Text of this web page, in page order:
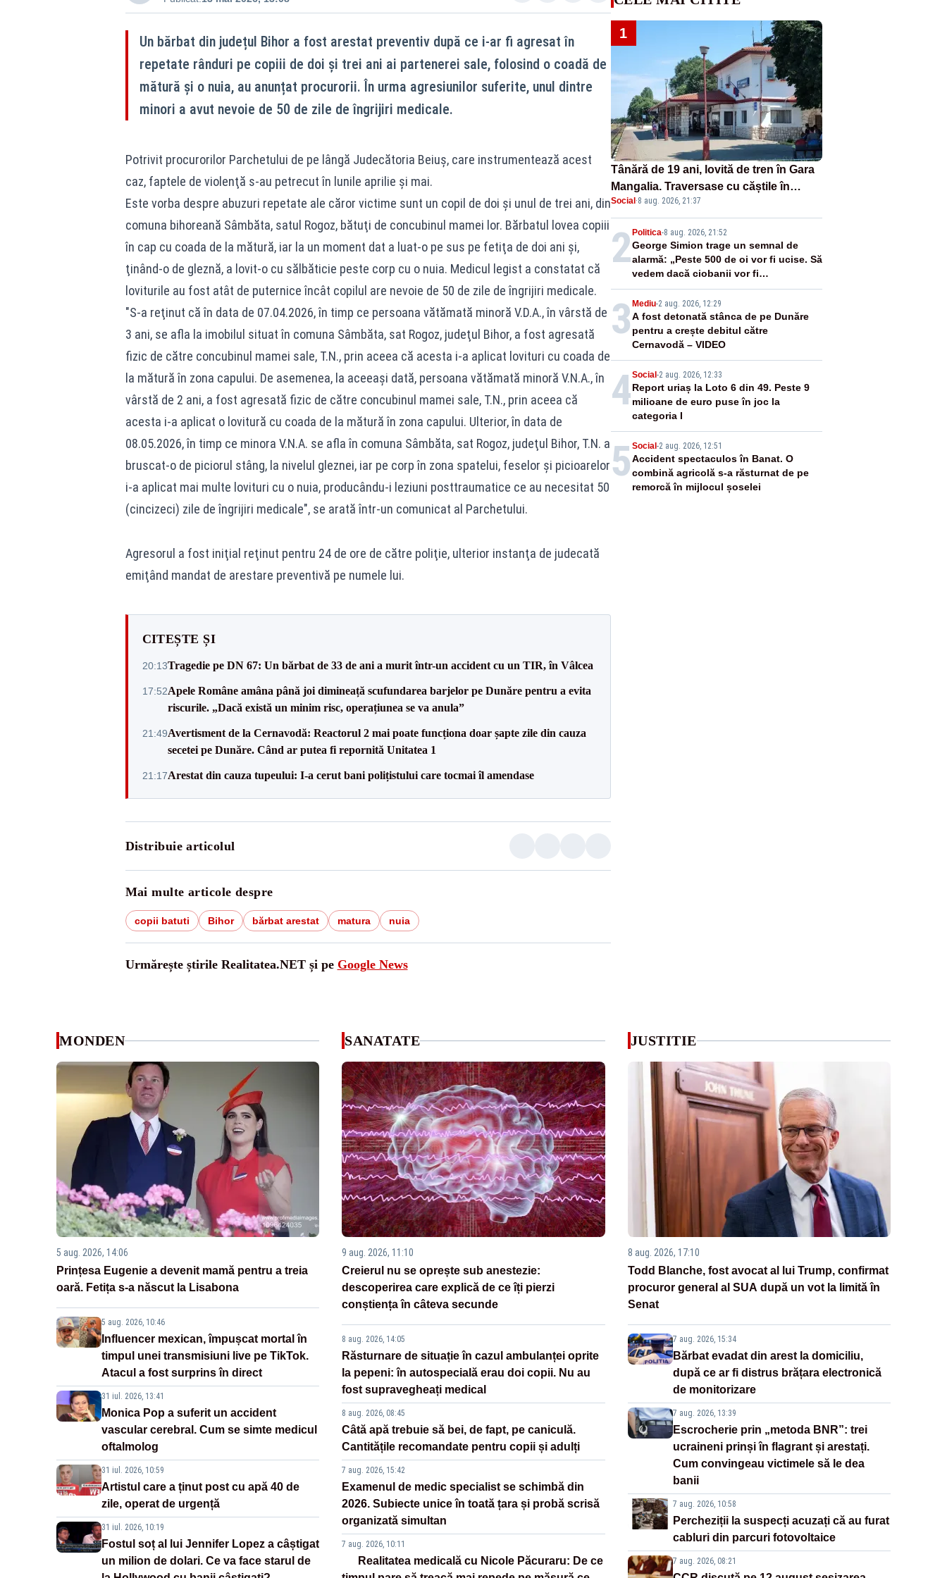
Un bărbat din județul Bihor a fost arestat preventiv după ce i-ar fi agresat în
repetate rânduri pe copiii de doi și trei ani ai partenerei sale, folosind o coadă de
mătură și o nuia, au anunțat procurorii. În urma agresiunilor suferite, unul dintre
minori a avut nevoie de 50 de zile de îngrijiri medicale.
Potrivit procurorilor Parchetului de pe lângă Judecătoria Beiuş, care instrumentează acest
caz, faptele de violenţă s-au petrecut în lunile aprilie şi mai.
Este vorba despre abuzuri repetate ale căror victime sunt un copil de doi şi unul de trei ani, din
comuna bihoreană Sâmbăta, satul Rogoz, bătuţi de concubinul mamei lor. Bărbatul lovea copiii
în cap cu coada de la mătură, iar la un moment dat a luat-o pe sus pe fetiţa de doi ani şi,
ţinând-o de gleznă, a lovit-o cu sălbăticie peste corp cu o nuia. Medicul legist a constatat că
loviturile au fost atât de puternice încât copilul are nevoie de 50 de zile de îngrijiri medicale.
"S-a reţinut că în data de 07.04.2026, în timp ce persoana vătămată minoră V.D.A., în vârstă de
3 ani, se afla la imobilul situat în comuna Sâmbăta, sat Rogoz, judeţul Bihor, a fost agresată
fizic de către concubinul mamei sale, T.N., prin aceea că acesta i-a aplicat lovituri cu coada de
la mătură în zona capului. De asemenea, la aceeaşi dată, persoana vătămată minoră V.N.A., în
vârstă de 2 ani, a fost agresată fizic de către concubinul mamei sale, T.N., prin aceea că
acesta i-a aplicat o lovitură cu coada de la mătură în zona capului. Ulterior, în data de
08.05.2026, în timp ce minora V.N.A. se afla în comuna Sâmbăta, sat Rogoz, judeţul Bihor, T.N. a
bruscat-o de piciorul stâng, la nivelul gleznei, iar pe corp în zona spatelui, feselor şi picioarelor
i-a aplicat mai multe lovituri cu o nuia, producându-i leziuni posttraumatice ce au necesitat 50
(cincizeci) zile de îngrijiri medicale", se arată într-un comunicat al Parchetului.
Agresorul a fost iniţial reţinut pentru 24 de ore de către poliţie, ulterior instanţa de judecată
emiţând mandat de arestare preventivă pe numele lui.
CITEȘTE ȘI
20:13Tragedie pe DN 67: Un bărbat de 33 de ani a murit într-un accident cu un TIR, în Vâlcea
17:52Apele Române amâna până joi dimineață scufundarea barjelor pe Dunăre pentru a evita
riscurile. „Dacă există un minim risc, operațiunea se va anula”
21:49Avertisment de la Cernavodă: Reactorul 2 mai poate funcționa doar șapte zile din cauza
secetei pe Dunăre. Când ar putea fi repornită Unitatea 1
21:17Arestat din cauza tupeului: I-a cerut bani polițistului care tocmai îl amendase
Distribuie articolul
Mai multe articole despre
copii batuti Bihor bărbat arestat matura nuia
Urmărește știrile Realitatea.NET și pe Google News
1
Tânără de 19 ani, lovită de tren în Gara
Mangalia. Traversase cu căștile în
urechi liniile printr-un loc nepermis
Social ·8 aug. 2026, 21:37
2 Politica-8 aug. 2026, 21:52
George Simion trage un semnal de
alarmă: „Peste 500 de oi vor fi ucise. Să
vedem dacă ciobanii vor fi
despăgubiți”
3 Mediu-2 aug. 2026, 12:29
A fost detonată stânca de pe Dunăre
pentru a crește debitul către
Cernavodă – VIDEO
4Social -2 aug. 2026, 12:33
Report uriaș la Loto 6 din 49. Peste 9
milioane de euro puse în joc la
categoria I
5 Social -2 aug. 2026, 12:51
Accident spectaculos în Banat. O
combină agricolă s-a răsturnat de pe
remorcă în mijlocul șoselei
MONDEN
5 aug. 2026, 14:06
Prințesa Eugenie a devenit mamă pentru a treia
oară. Fetița s-a născut la Lisabona
5 aug. 2026, 10:46
Influencer mexican, împușcat mortal în
timpul unei transmisiuni live pe TikTok.
Atacul a fost surprins în direct
31 iul. 2026, 13:41
Monica Pop a suferit un accident
vascular cerebral. Cum se simte medicul
oftalmolog
31 iul. 2026, 10:59
Artistul care a ținut post cu apă 40 de
zile, operat de urgență
31 iul. 2026, 10:19
Fostul soț al lui Jennifer Lopez a câștigat
un milion de dolari. Ce va face starul de
SANATATE
9 aug. 2026, 11:10
Creierul nu se oprește sub anestezie:
descoperirea care explică de ce îți pierzi
conștiența în câteva secunde
8 aug. 2026, 14:05
Răsturnare de situație în cazul ambulanței oprite
la pepeni: în autospecială erau doi copii. Nu au
fost supravegheați medical
8 aug. 2026, 08:45
Câtă apă trebuie să bei, de fapt, pe caniculă.
Cantitățile recomandate pentru copii și adulți
7 aug. 2026, 15:42
Examenul de medic specialist se schimbă din
2026. Subiecte unice în toată țara și probă scrisă
organizată simultan
7 aug. 2026, 10:11
Realitatea medicală cu Nicole Păcuraru: De ce
JUSTITIE
8 aug. 2026, 17:10
Todd Blanche, fost avocat al lui Trump, confirmat
procuror general al SUA după un vot la limită în
Senat
7 aug. 2026, 15:34
Bărbat evadat din arest la domiciliu,
după ce ar fi distrus brățara electronică
de monitorizare
7 aug. 2026, 13:39
Escrocherie prin „metoda BNR”: trei
ucraineni prinși în flagrant și arestați.
Cum convingeau victimele să le dea
banii
7 aug. 2026, 10:58
Percheziții la suspecți acuzați că au furat
cabluri din parcuri fotovoltaice
7 aug. 2026, 08:21